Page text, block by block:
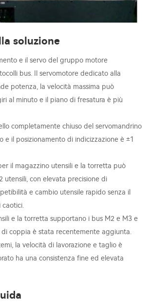
soluzione
e il servo del gruppo motore
bus. Il servomotore dedicato alla
potenza, la velocità massima può
al minuto e il piano di fresatura è più
completamente chiuso del servomandrino
e il posizionamento di indicizzazione è ±1
il magazzino utensili e la torretta può
utensili, con elevata precisione di
e cambio utensile rapido senza il
caotici.
e la torretta supportano i bus M2 e M3 e
di coppia è stata recentemente aggiunta.
la velocità di lavorazione e taglio è
ha una consistenza fine ed elevata